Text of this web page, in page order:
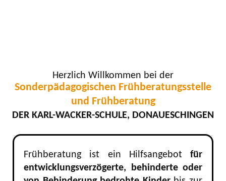
Herzlich Willkommen bei der
Sonderpädagogischen Frühberatungsstelle
und Frühberatung
DER KARL-WACKER-SCHULE, DONAUESCHINGEN
Frühberatung ist ein Hilfsangebot für
entwicklungsverzögerte, behinderte oder